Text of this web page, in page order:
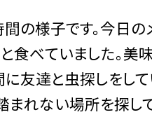
の様子です。今日の
食べていました。美
友達と虫探しをして
まれない場所を探し